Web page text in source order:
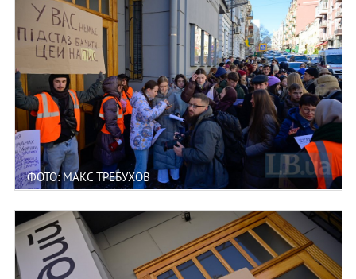
ФОТО: МАКС ТРЕБУХОВ